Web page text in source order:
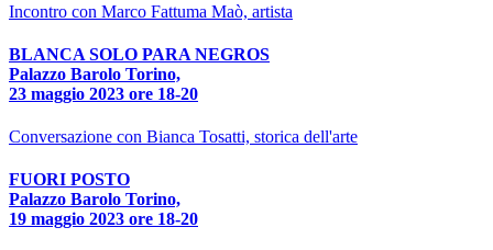
Incontro con Marco Fattuma Maò, artista
BLANCA SOLO PARA NEGROS
Palazzo Barolo Torino,
23 maggio 2023 ore 18-20
Conversazione con Bianca Tosatti, storica dell'arte
FUORI POSTO
Palazzo Barolo Torino,
19 maggio 2023 ore 18-20